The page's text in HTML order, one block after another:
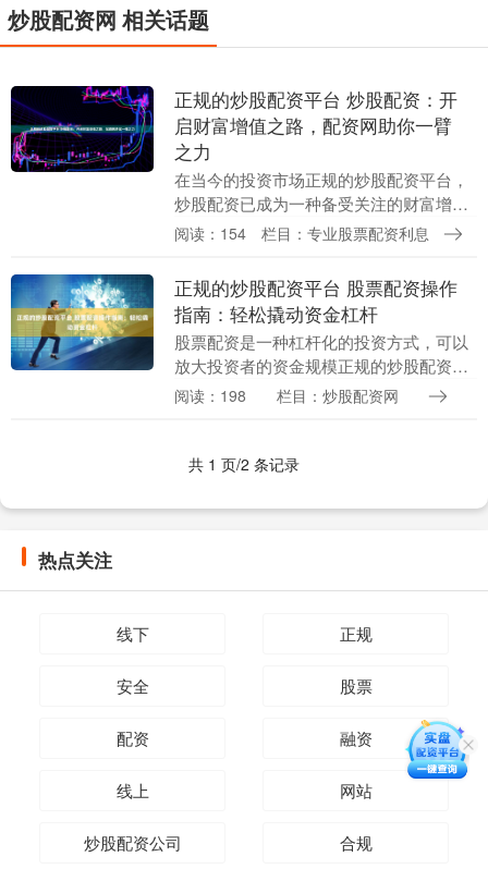
炒股配资网 相关话题
正规的炒股配资平台 炒股配资：开
启财富增值之路，配资网助你一臂
之力
在当今的投资市场正规的炒股配资平台，
炒股配资已成为一种备受关注的财富增值
方式。配资网作为专业的配资平台，为投
的炒股配资平台。....
阅读：154 栏目：专业股票配资利息
正规的炒股配资平台 股票配资操作
指南：轻松撬动资金杠杆
股票配资是一种杠杆化的投资方式，可以
放大投资者的资金规模正规的炒股配资平
台，从而获得更高的收益。以下是一份股
阅读：198 栏目：炒股配资网
共 1 页/2 条记录
热点关注
线下 正规
安全 股票
配资 融资
线上 网站
炒股配资公司 合规